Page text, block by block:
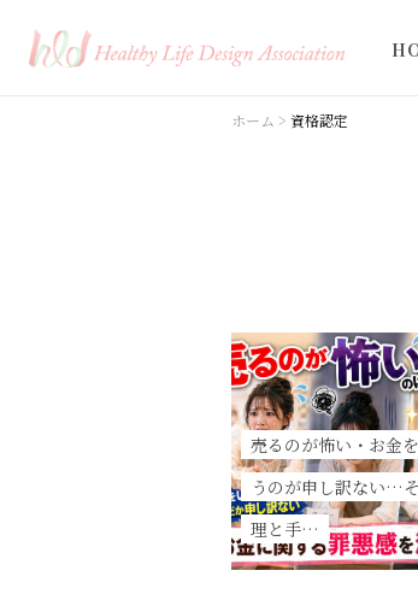
ホーム > 資格認定
売るのが怖い・お金
うのが申し訳ない…
理と手…